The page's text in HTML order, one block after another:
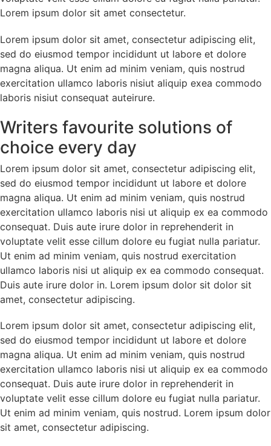
Lorem ipsum dolor sit amet consectetur.
Lorem ipsum dolor sit amet, consectetur adipiscing elit,
sed do eiusmod tempor incididunt ut labore et dolore
magna aliqua. Ut enim ad minim veniam, quis nostrud
exercitation ullamco laboris nisiut aliquip exea commodo
laboris nisiut consequat auteirure.
Writers favourite solutions of
choice every day
Lorem ipsum dolor sit amet, consectetur adipiscing elit,
sed do eiusmod tempor incididunt ut labore et dolore
magna aliqua. Ut enim ad minim veniam, quis nostrud
exercitation ullamco laboris nisi ut aliquip ex ea commodo
consequat. Duis aute irure dolor in reprehenderit in
voluptate velit esse cillum dolore eu fugiat nulla pariatur.
Ut enim ad minim veniam, quis nostrud exercitation
ullamco laboris nisi ut aliquip ex ea commodo consequat.
Duis aute irure dolor in. Lorem ipsum dolor sit dolor sit
amet, consectetur adipiscing.
Lorem ipsum dolor sit amet, consectetur adipiscing elit,
sed do eiusmod tempor incididunt ut labore et dolore
magna aliqua. Ut enim ad minim veniam, quis nostrud
exercitation ullamco laboris nisi ut aliquip ex ea commodo
consequat. Duis aute irure dolor in reprehenderit in
voluptate velit esse cillum dolore eu fugiat nulla pariatur.
Ut enim ad minim veniam, quis nostrud. Lorem ipsum dolor
sit amet, consectetur adipiscing.